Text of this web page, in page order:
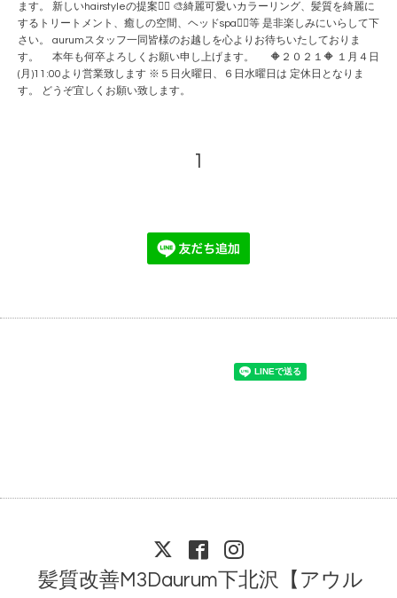
ます。 新しいhairstyleの提案💇‍♀️ 🎨綺麗可愛いカラーリング、髪質を綺麗に
するトリートメント、癒しの空間、ヘッドspa💆‍♀️等 是非楽しみにいらして下
さい。 aurumスタッフ一同皆様のお越しを心よりお待ちいたしておりま
す。 本年も何卒よろしくお願い申し上げます。 🔶２０２１🔶 １月４日
(月)11:00より営業致します ※５日火曜日、６日水曜日は 定休日となりま
す。 どうぞ宜しくお願い致します。
1
髪質改善M3Daurum下北沢【アウル